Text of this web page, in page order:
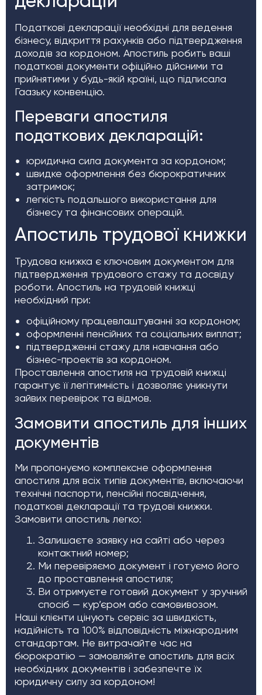
Податкові декларації необхідні для ведення
бізнесу, відкриття рахунків або підтвердження
доходів за кордоном. Апостиль робить ваші
податкові документи офіційно дійсними та
прийнятими у будь-якій країні, що підписала
Гаазьку конвенцію.
Переваги апостиля
податкових декларацій:
юридична сила документа за кордоном;
швидке оформлення без бюрократичних
затримок;
легкість подальшого використання для
бізнесу та фінансових операцій.
Апостиль трудової книжки
Трудова книжка є ключовим документом для
підтвердження трудового стажу та досвіду
роботи. Апостиль на трудовій книжці
необхідний при:
офіційному працевлаштуванні за кордоном;
оформленні пенсійних та соціальних виплат;
підтвердженні стажу для навчання або
бізнес-проектів за кордоном.
Проставлення апостиля на трудовій книжці
гарантує її легітимність і дозволяє уникнути
зайвих перевірок та відмов.
Замовити апостиль для інших
документів
Ми пропонуємо комплексне оформлення
апостиля для всіх типів документів, включаючи
технічні паспорти, пенсійні посвідчення,
податкові декларації та трудові книжки.
Замовити апостиль легко:
Залишаєте заявку на сайті або через
контактний номер;
Ми перевіряємо документ і готуємо його
до проставлення апостиля;
Ви отримуєте готовий документ у зручний
спосіб — кур’єром або самовивозом.
Наші клієнти цінують сервіс за швидкість,
надійність та 100% відповідність міжнародним
стандартам. Не витрачайте час на
бюрократію — замовляйте апостиль для всіх
необхідних документів і забезпечте їх
юридичну силу за кордоном!